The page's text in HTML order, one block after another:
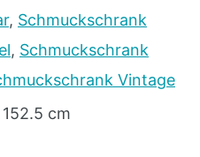
, Schmuckschrank
, Schmuckschrank
Vintage
cm